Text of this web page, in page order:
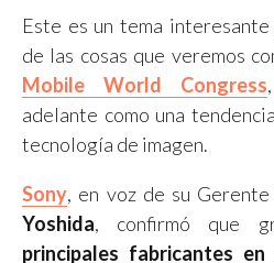
Este es un tema
de las cosas que veremos
Mobile World Congress
adelante como una
tecnología de imagen.
Sony, en voz de su Gerente
Yoshida, confirmó que
principales fabricantes en